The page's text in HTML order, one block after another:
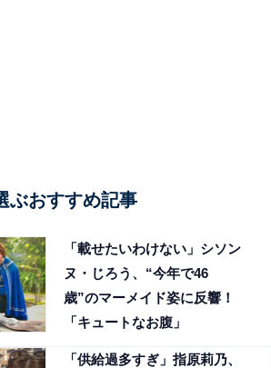
ぶおすすめ記事
「載せたいわけない」シソン
ヌ・じろう、“今年で46
歳”のマーメイド姿に反響！
「キュートなお腹」
「供給過多すぎ」指原莉乃、